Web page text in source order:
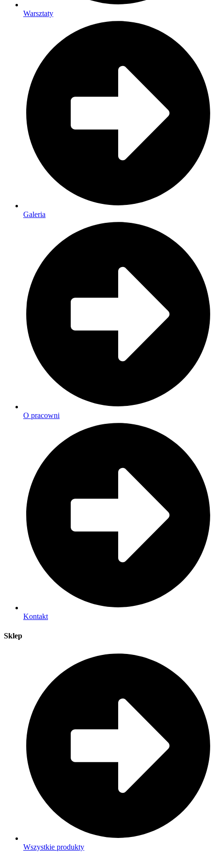
Warsztaty
Galeria
O pracowni
Kontakt
Sklep
Wszystkie produkty